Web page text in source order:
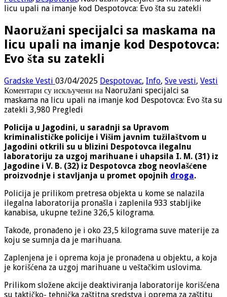
licu upali na imanje kod Despotovca: Evo šta su zatekli
Naoružani specijalci sa maskama na
licu upali na imanje kod Despotovca:
Evo šta su zatekli
Gradske Vesti 03/04/2025 Despotovac, Info, Sve vesti, Vesti
Коментари су искључени на Naoružani specijalci sa
maskama na licu upali na imanje kod Despotovca: Evo šta su
zatekli 3,980 Pregledi
Policija u Jagodini, u saradnji sa Upravom
kriminalističke policije i Višim javnim tužilaštvom u
Jagodini otkrili su u blizini Despotovca ilegalnu
laboratoriju za uzgoj marihuane i uhapsila I. M. (31) iz
Jagodine i V. B. (32) iz Despotovca zbog neovlašćene
proizvodnje i stavljanja u promet opojnih droga.
Policija je prilikom pretresa objekta u kome se nalazila
ilegalna laboratorija pronašla i zaplenila 933 stabljike
kanabisa, ukupne težine 326,5 kilograma.
Takođe, pronađeno je i oko 23,5 kilograma suve materije za
koju se sumnja da je marihuana.
Zaplenjena je i oprema koja je pronađena u objektu, a koja
je korišćena za uzgoj marihuane u veštačkim uslovima.
Prilikom složene akcije deaktiviranja laboratorije korišćena
su taktičko- tehnička zaštitna sredstva i oprema za zaštitu